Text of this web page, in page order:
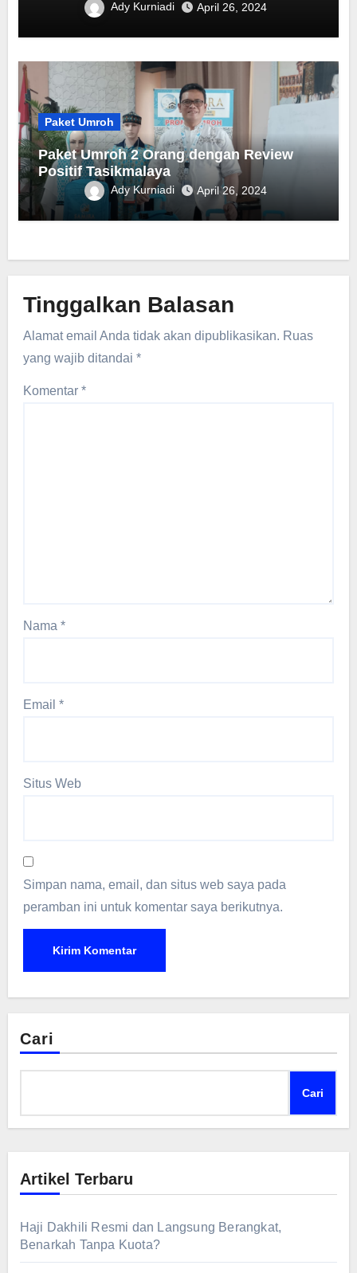
Ady Kurniadi April 26, 2024
Paket Umroh
Paket Umroh 2 Orang dengan Review
Positif Tasikmalaya
Ady Kurniadi April 26, 2024
Tinggalkan Balasan
Alamat email Anda tidak akan dipublikasikan. Ruas
yang wajib ditandai*
Komentar*
Nama*
Email*
Situs Web
Simpan nama, email, dan situs web saya pada
peramban ini untuk komentar saya berikutnya.
Cari
Cari
Artikel Terbaru
Haji Dakhili Resmi dan Langsung Berangkat,
Benarkah Tanpa Kuota?